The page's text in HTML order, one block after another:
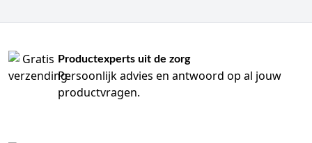
Productexperts uit de zorg
Persoonlijk advies en antwoord op al jouw
productvragen.